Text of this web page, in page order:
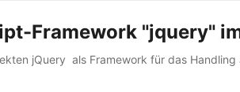
Framework "jquery"
jQuery als Framework für das